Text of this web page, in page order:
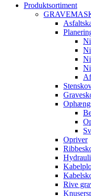
Produktsortiment
Opriver
Rive